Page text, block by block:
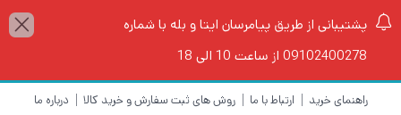
پشتیبانی از طریق پیامرسان ایتا و بله با شماره
09102400278 از ساعت 10 الی 18
راهنمای خرید ارتباط با ما روش های ثبت سفارش و خرید کالا درباره ما